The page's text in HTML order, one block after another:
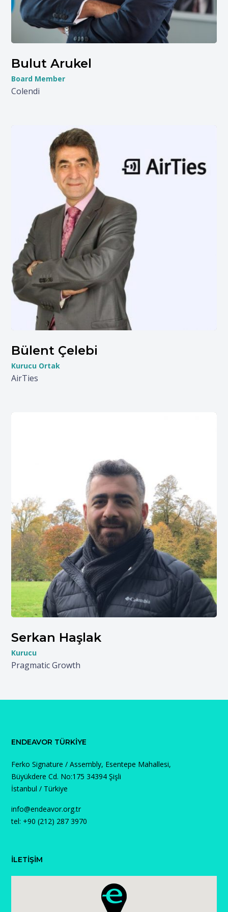
Bulut Arukel
Board Member
Colendi
Bülent Çelebi
Kurucu Ortak
AirTies
Serkan Haşlak
Kurucu
Pragmatic Growth
ENDEAVOR TÜRKIYE
Ferko Signature / Assembly, Esentepe Mahallesi,
Büyükdere Cd. No:175 34394 Şişli
İstanbul / Türkiye
info@endeavor.org.tr
tel: +90 (212) 287 3970
İLETİŞİM